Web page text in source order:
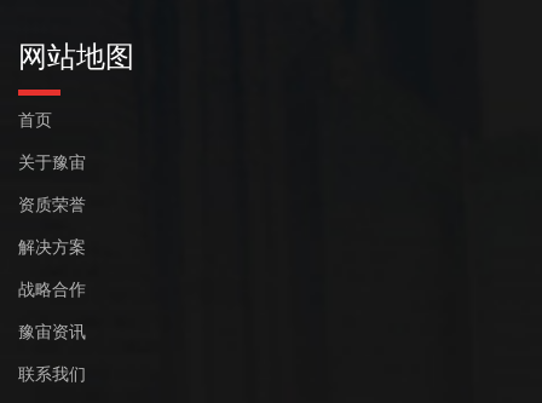
网站地图
首页
关于豫宙
资质荣誉
解决方案
战略合作
豫宙资讯
联系我们